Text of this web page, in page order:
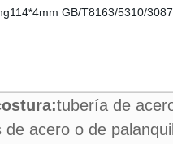
tubería de
de acero o de